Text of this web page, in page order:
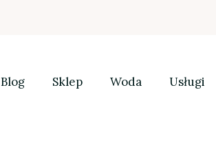
Blog Sklep Woda Usługi